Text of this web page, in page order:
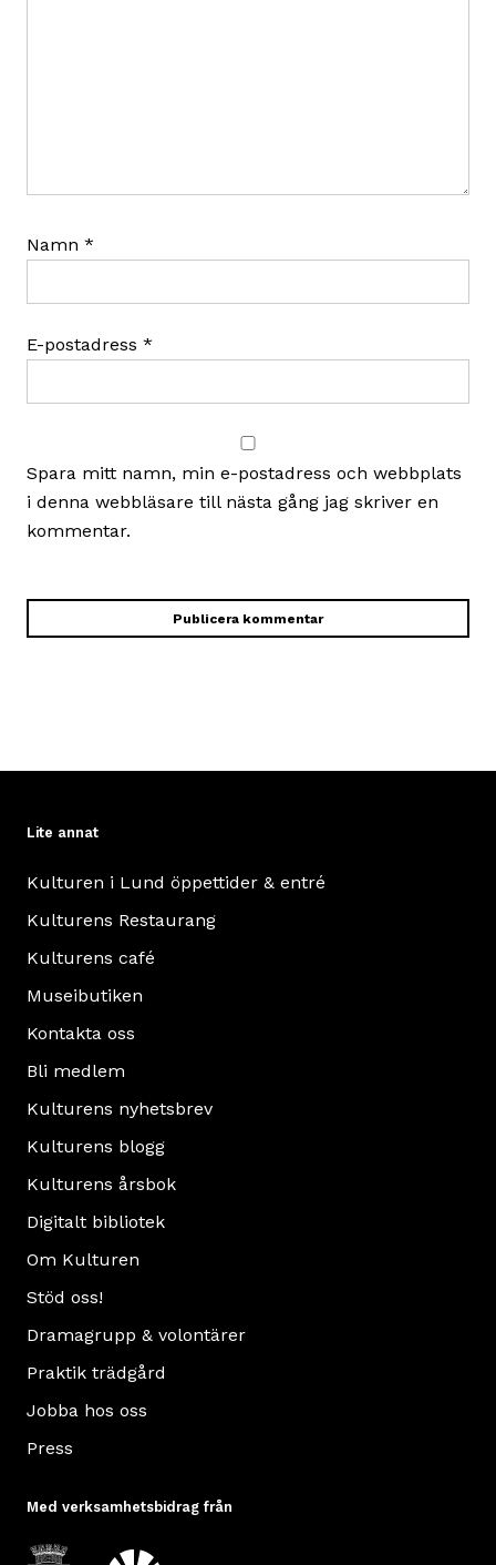
Namn *
E-postadress *
Spara mitt namn, min e-postadress och webbplats
i denna webbläsare till nästa gång jag skriver en
kommentar.
Lite annat
Kulturen i Lund öppettider & entré
Kulturens Restaurang
Kulturens café
Museibutiken
Kontakta oss
Bli medlem
Kulturens nyhetsbrev
Kulturens blogg
Kulturens årsbok
Digitalt bibliotek
Om Kulturen
Stöd oss!
Dramagrupp & volontärer
Praktik trädgård
Jobba hos oss
Press
Med verksamhetsbidrag från